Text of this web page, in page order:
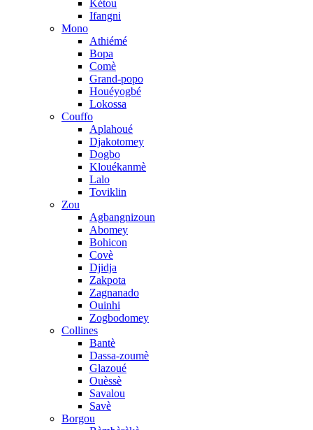
Kétou
Ifangni
Mono
Athiémé
Bopa
Comè
Grand-popo
Houéyogbé
Lokossa
Couffo
Aplahoué
Djakotomey
Dogbo
Klouékanmè
Lalo
Toviklin
Zou
Agbangnizoun
Abomey
Bohicon
Covè
Djidja
Zakpota
Zagnanado
Ouinhi
Zogbodomey
Collines
Bantè
Dassa-zoumè
Glazoué
Ouèssè
Savalou
Savè
Borgou